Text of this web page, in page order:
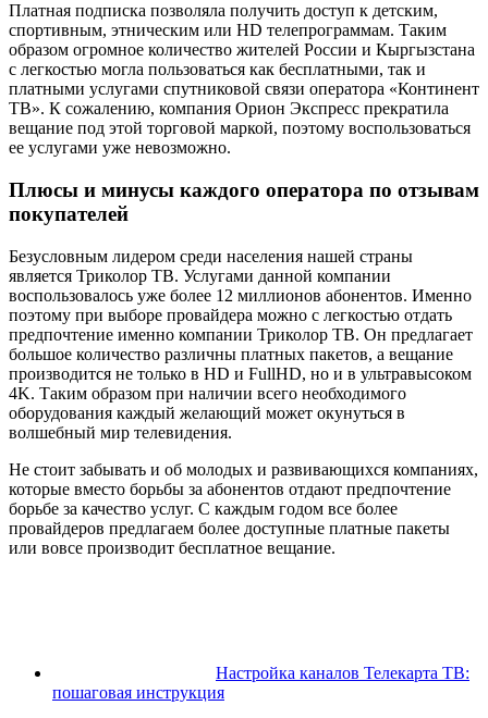
Платная подписка позволяла получить доступ к детским,
спортивным, этническим или HD телепрограммам. Таким
образом огромное количество жителей России и Кыргызстана
с легкостью могла пользоваться как бесплатными, так и
платными услугами спутниковой связи оператора «Континент
ТВ». К сожалению, компания Орион Экспресс прекратила
вещание под этой торговой маркой, поэтому воспользоваться
ее услугами уже невозможно.
Плюсы и минусы каждого оператора по отзывам
покупателей
Безусловным лидером среди населения нашей страны
является Триколор ТВ. Услугами данной компании
воспользовалось уже более 12 миллионов абонентов. Именно
поэтому при выборе провайдера можно с легкостью отдать
предпочтение именно компании Триколор ТВ. Он предлагает
большое количество различны платных пакетов, а вещание
производится не только в HD и FullHD, но и в ультравысоком
4K. Таким образом при наличии всего необходимого
оборудования каждый желающий может окунуться в
волшебный мир телевидения.
Не стоит забывать и об молодых и развивающихся компаниях,
которые вместо борьбы за абонентов отдают предпочтение
борьбе за качество услуг. С каждым годом все более
провайдеров предлагаем более доступные платные пакеты
или вовсе производит бесплатное вещание.
Настройка каналов Телекарта ТВ:
пошаговая инструкция